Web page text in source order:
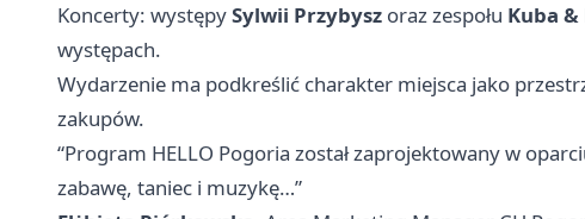
Koncerty: występySylwii Przybysz oraz zespołu Kuba &
występach.
Wydarzenie ma podkreślić charakter miejsca jako
zakupów.
“Program HELLO Pogoria został zaprojektowany w
zabawę, taniec i muzykę…”